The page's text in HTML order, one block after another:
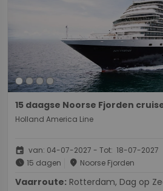
15 daagse Noorse Fjorden
Holland America Line
event van: 04-07-2027 - Tot: 18-07-2027
schedule 15 dagen place Noorse Fjorden
Vaarroute: